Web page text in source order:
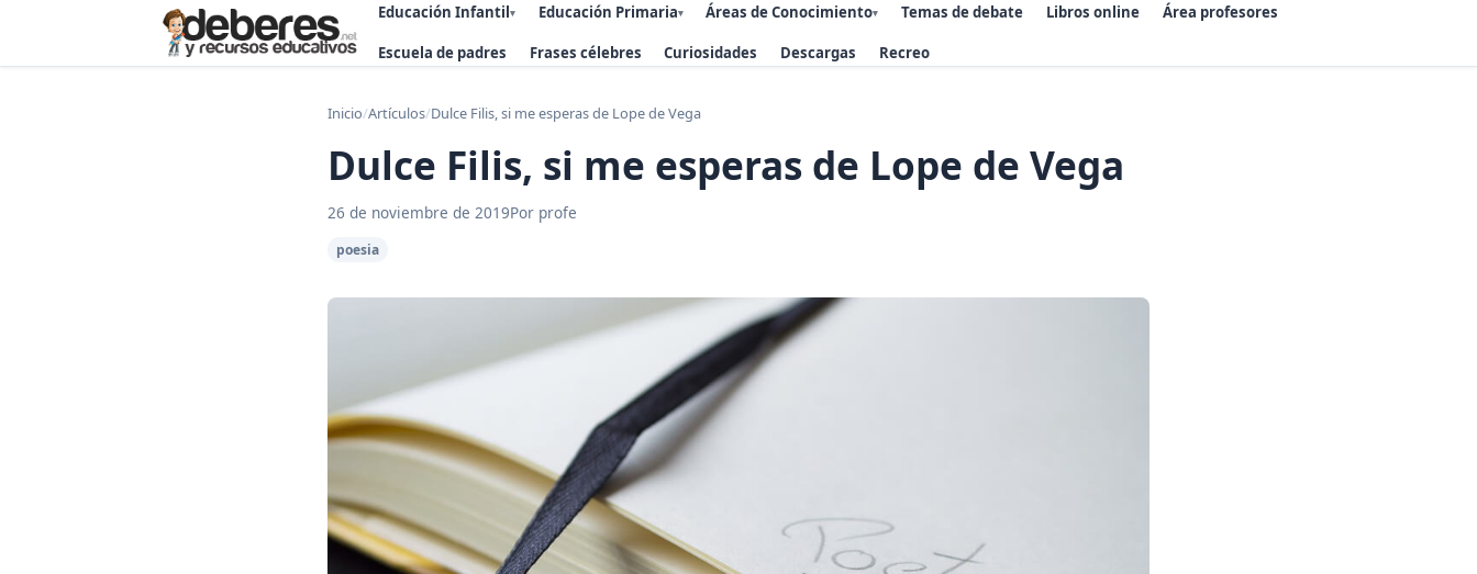
Educación Infantil▾ Educación Primaria▾ Áreas de Conocimiento▾ Temas de debate Libros online Área profesores
Escuela de padres Frases célebres Curiosidades Descargas Recreo
Inicio/Artículos/Dulce Filis, si me esperas de Lope de Vega
Dulce Filis, si me esperas de Lope de Vega
26 de noviembre de 2019Por profe
poesia